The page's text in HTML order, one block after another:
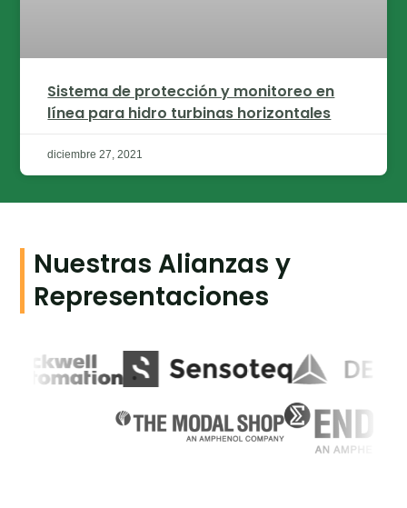
Sistema de protección y monitoreo en
línea para hidro turbinas horizontales
diciembre 27, 2021
Nuestras Alianzas y
Representaciones